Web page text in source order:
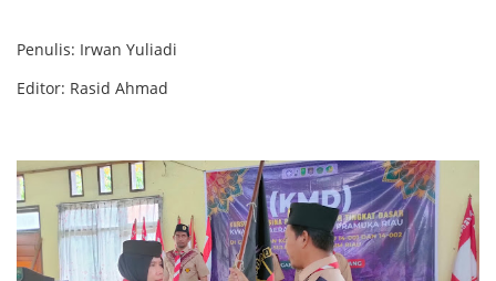
Penulis: Irwan Yuliadi
Editor: Rasid Ahmad